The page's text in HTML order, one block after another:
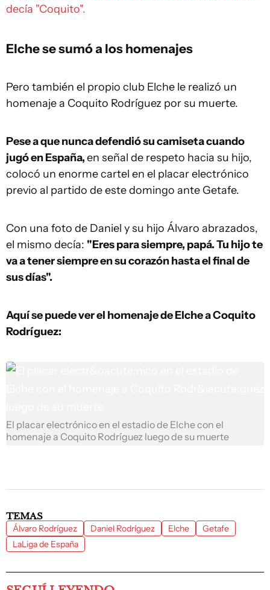
decía "Coquito".
Elche se sumó a los homenajes
Pero también el propio club Elche le realizó un
homenaje a Coquito Rodríguez por su muerte.
Pese a que nunca defendió su camiseta cuando
jugó en España,en señal de respeto hacia su hijo,
colocó un enorme cartel en el placar electrónico
previo al partido de este domingo ante Getafe.
Con una foto de Daniel y su hijo Álvaro abrazados,
el mismo decía: "Eres para siempre, papá. Tu hijo te
va a tener siempre en su corazón hasta el final de
sus días".
Aquí se puede ver el homenaje de Elche a Coquito
Rodríguez:
El placar electrónico en el estadio de Elche con el
homenaje a Coquito Rodríguez luego de su muerte
TEMAS
Álvaro Rodríguez Daniel Rodríguez Elche
Getafe
LaLiga de España